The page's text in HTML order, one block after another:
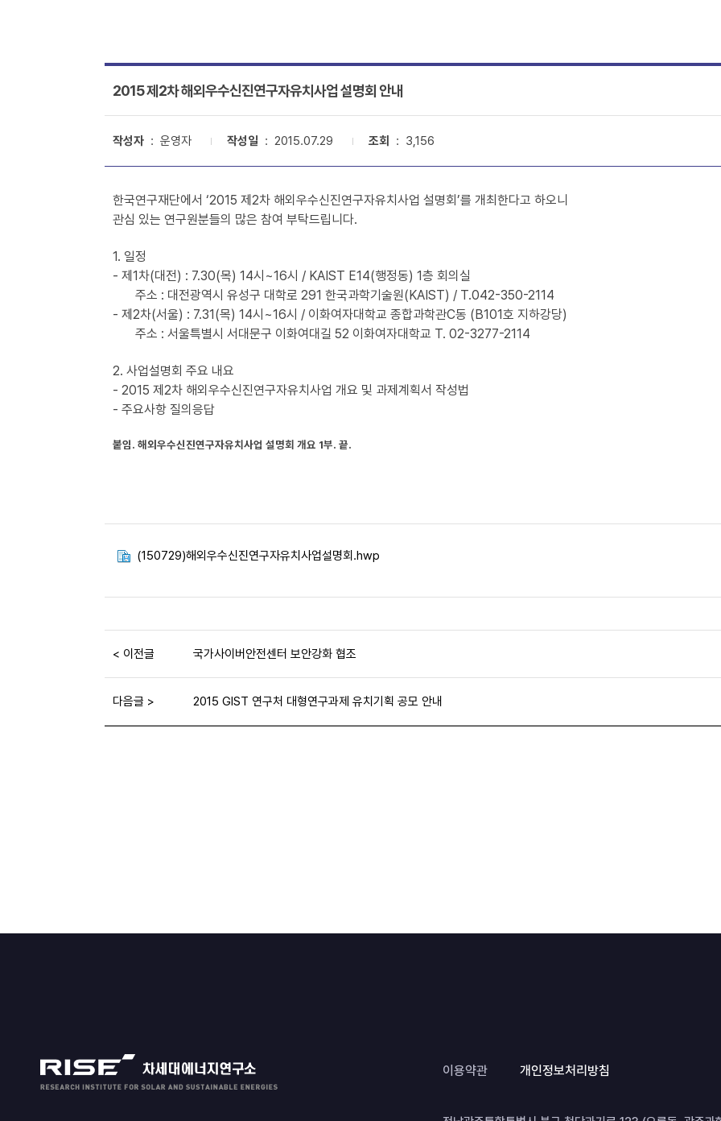
2015 제2차 해외우수신진연구자유치사업 설명회 안내
작성자 : 운영자 작성일 : 2015.07.29 조회 : 3,156
한국연구재단에서 ‘2015 제2차 해외우수신진연구자유치사업 설명회’를 개최한다고 하오니
관심 있는 연구원분들의 많은 참여 부탁드립니다.
1. 일정
- 제1차(대전) : 7.30(목) 14시~16시 / KAIST E14(행정동) 1층 회의실
주소 : 대전광역시 유성구 대학로 291 한국과학기술원(KAIST) / T.042-350-2114
- 제2차(서울) : 7.31(목) 14시~16시 / 이화여자대학교 종합과학관C동 (B101호 지하강당)
주소 : 서울특별시 서대문구 이화여대길 52 이화여자대학교 T. 02-3277-2114​
2. 사업설명회 주요 내요
- 2015 제2차 해외우수신진연구자유치사업 개요 및 과제계획서 작성법
- 주요사항 질의응답
붙임. 해외우수신진연구자유치사업 설명회 개요 1부. 끝.
(150729)해외우수신진연구자유치사업설명회.hwp
< 이전글 국가사이버안전센터 보안강화 협조
다음글 > 2015 GIST 연구처 대형연구과제 유치기획 공모 안내
이용약관 개인정보처리방침